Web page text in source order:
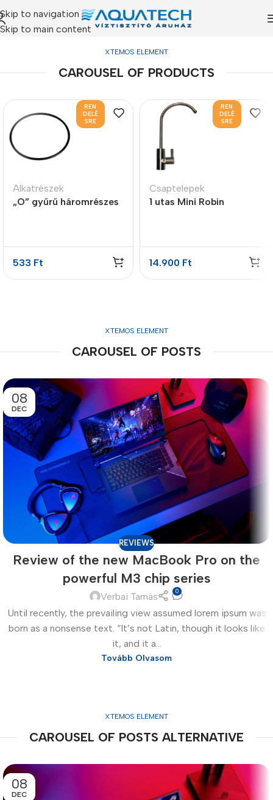
Skip to navigation
Skip to main content
XTEMOS ELEMENT
CAROUSEL OF PRODUCTS
REN
DELÉ
SRE
Alkatrészek
„O” gyűrű háromrészes
533 Ft
REN
DELÉ
SRE
Csaptelepek
1 utas Mini Robin
14.900 Ft
XTEMOS ELEMENT
CAROUSEL OF POSTS
08
DEC
REVIEWS
Review of the new MacBook Pro on the
powerful M3 chip series
Verbai Tamás 0
Until recently, the prevailing view assumed lorem ipsum was
born as a nonsense text. “It’s not Latin, though it looks like
it, and it a...
Tovább Olvasom
XTEMOS ELEMENT
CAROUSEL OF POSTS ALTERNATIVE
08
DEC